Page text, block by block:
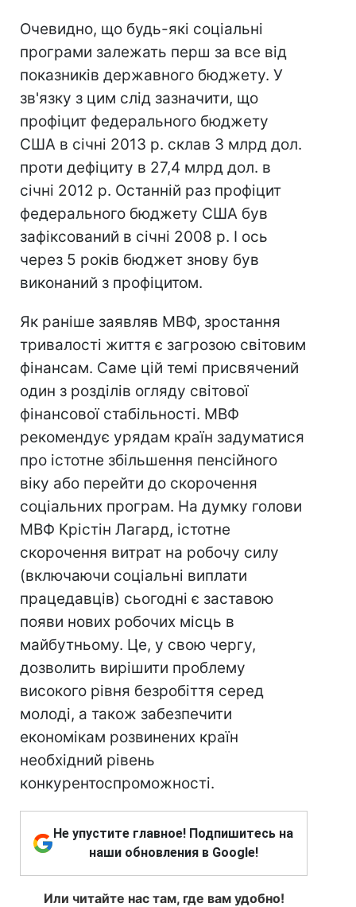
Очевидно, що будь-які соціальні
програми залежать перш за все від
показників державного бюджету. У
зв'язку з цим слід зазначити, що
профіцит федерального бюджету
США в січні 2013 р. склав 3 млрд дол.
проти дефіциту в 27,4 млрд дол. в
січні 2012 р. Останній раз профіцит
федерального бюджету США був
зафіксований в січні 2008 р. І ось
через 5 років бюджет знову був
виконаний з профіцитом.
Як раніше заявляв МВФ, зростання
тривалості життя є загрозою світовим
фінансам. Саме цій темі присвячений
один з розділів огляду світової
фінансової стабільності. МВФ
рекомендує урядам країн задуматися
про істотне збільшення пенсійного
віку або перейти до скорочення
соціальних програм. На думку голови
МВФ Крістін Лагард, істотне
скорочення витрат на робочу силу
(включаючи соціальні виплати
працедавців) сьогодні є заставою
появи нових робочих місць в
майбутньому. Це, у свою чергу,
дозволить вирішити проблему
високого рівня безробіття серед
молоді, а також забезпечити
економікам розвинених країн
необхідний рівень
конкурентоспроможності.
Не упустите главное! Подпишитесь на
наши обновления в Google!
Или читайте нас там, где вам удобно!